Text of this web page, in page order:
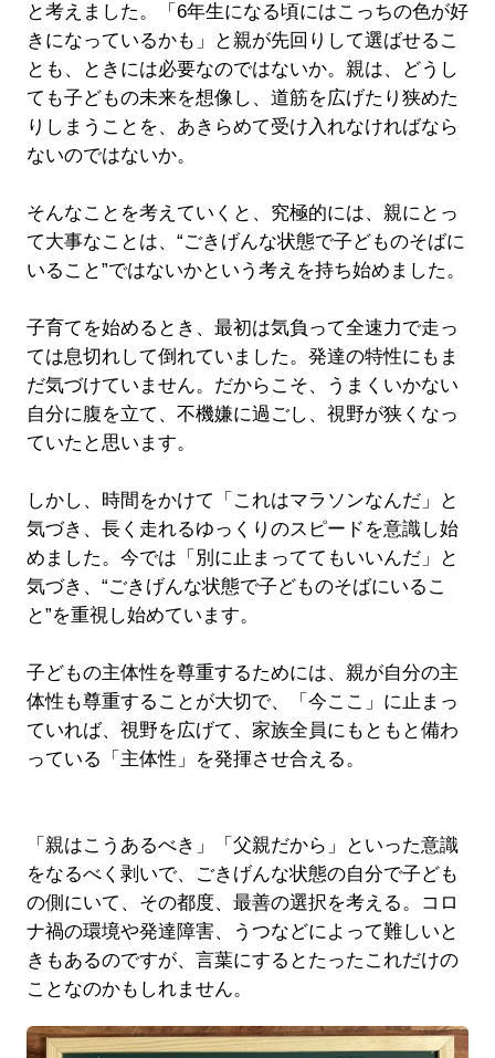
と考えました。「6年生になる頃にはこっちの色が好
きになっているかも」と親が先回りして選ばせるこ
とも、ときには必要なのではないか。親は、どうし
ても子どもの未来を想像し、道筋を広げたり狭めた
りしまうことを、あきらめて受け入れなければなら
ないのではないか。
そんなことを考えていくと、究極的には、親にとっ
て大事なことは、“ごきげんな状態で子どものそばに
いること”ではないかという考えを持ち始めました。
子育てを始めるとき、最初は気負って全速力で走っ
ては息切れして倒れていました。発達の特性にもま
だ気づけていません。だからこそ、うまくいかない
自分に腹を立て、不機嫌に過ごし、視野が狭くなっ
ていたと思います。
しかし、時間をかけて「これはマラソンなんだ」と
気づき、長く走れるゆっくりのスピードを意識し始
めました。今では「別に止まっててもいいんだ」と
気づき、“ごきげんな状態で子どものそばにいるこ
と”を重視し始めています。
子どもの主体性を尊重するためには、親が自分の主
体性も尊重することが大切で、「今ここ」に止まっ
ていれば、視野を広げて、家族全員にもともと備わ
っている「主体性」を発揮させ合える。
「親はこうあるべき」「父親だから」といった意識
をなるべく剥いで、ごきげんな状態の自分で子ども
の側にいて、その都度、最善の選択を考える。コロ
ナ禍の環境や発達障害、うつなどによって難しいと
きもあるのですが、言葉にするとたったこれだけの
ことなのかもしれません。